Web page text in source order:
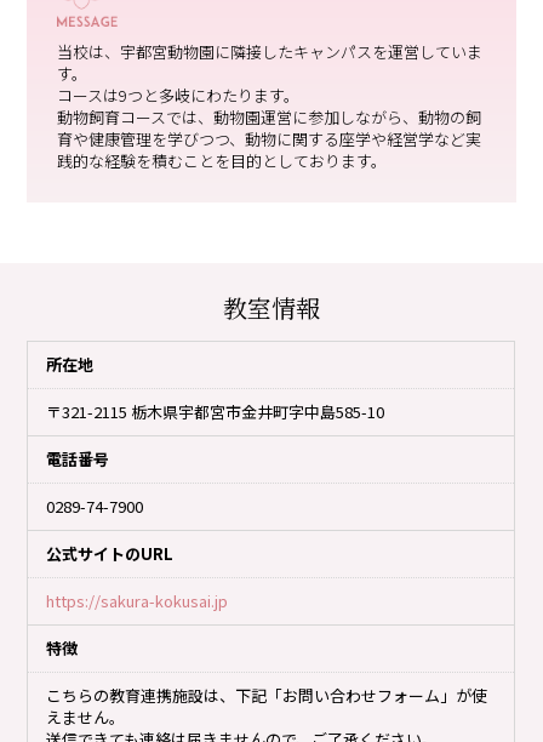
当校は、宇都宮動物園に隣接したキャンパスを運営していま
す。
コースは9つと多岐にわたります。
動物飼育コースでは、動物園運営に参加しながら、動物の飼
育や健康管理を学びつつ、動物に関する座学や経営学など実
践的な経験を積むことを目的としております。
教室情報
所在地
〒321-2115 栃木県宇都宮市金井町字中島585-10
電話番号
0289-74-7900
公式サイトのURL
https://sakura-kokusai.jp
特徴
こちらの教育連携施設は、下記「お問い合わせフォーム」が使
えません。